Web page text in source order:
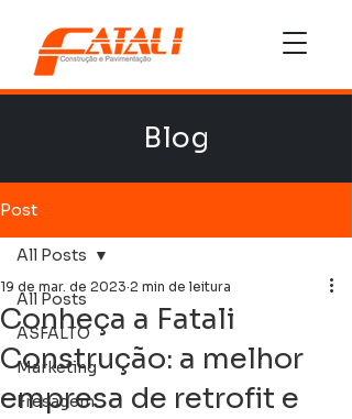
Blog
Post
All Posts
ASFALTO
Marketing
Fresagem
All Posts
Conheça a Fatali
Construção: a melhor
empresa de retrofit e
19 de mar. de 2023 2 min de leitura